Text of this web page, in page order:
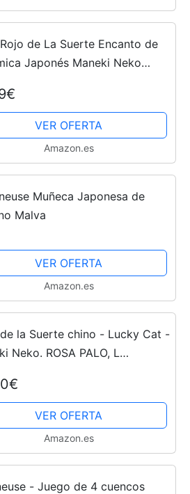
de La Suerte Encanto de
Japonés Maneki Neko
Chino Encanto de Decoración
Decoración Interior del...
VER OFERTA
Amazon.es
Muñeca Japonesa de
Malva
VER OFERTA
Amazon.es
la Suerte chino - Lucky Cat -
Neko. ROSA PALO, L
VER OFERTA
Amazon.es
- Juego de 4 cuencos